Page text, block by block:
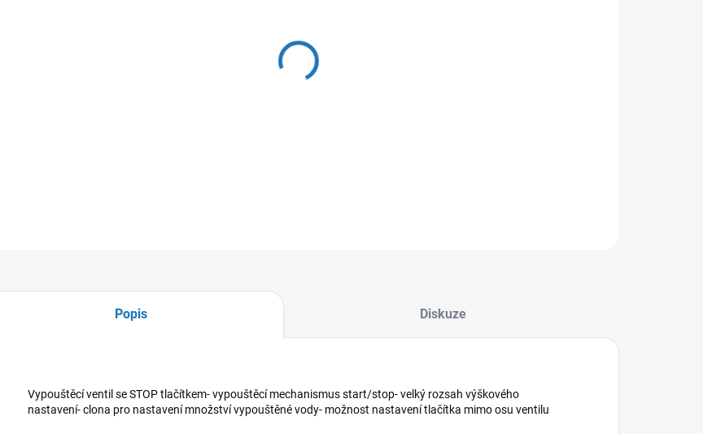
Popis Diskuze
Vypouštěcí ventil se STOP tlačítkem- vypouštěcí mechanismus start/stop- velký rozsah výškového
nastavení- clona pro nastavení množství vypouštěné vody- možnost nastavení tlačítka mimo osu ventilu